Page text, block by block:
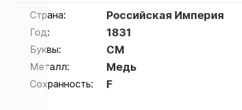
Страна: Российская Империя
Год: 1831
Буквы: СМ
Металл: Медь
Сохранность: F